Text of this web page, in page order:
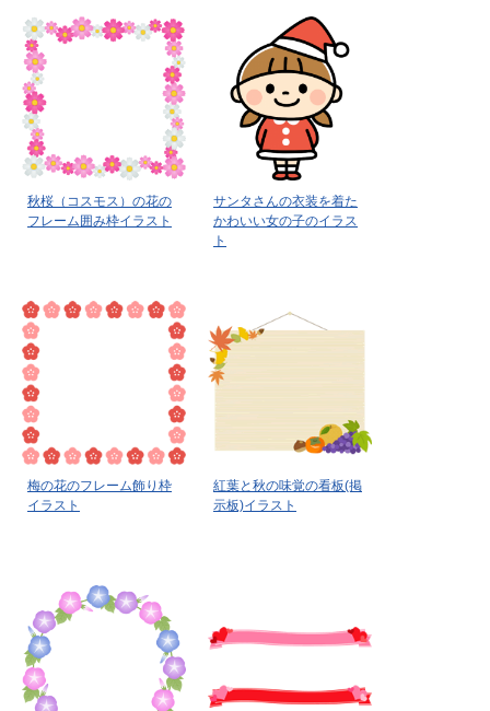
秋桜（コスモス）の花の
フレーム囲み枠イラスト
サンタさんの衣装を着た
かわいい女の子のイラス
ト
梅の花のフレーム飾り枠
イラスト
紅葉と秋の味覚の看板(掲
示板)イラスト